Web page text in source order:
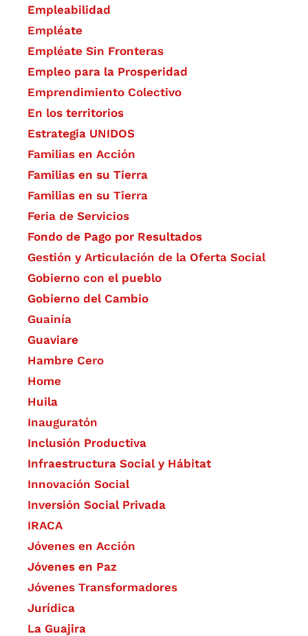
Empleabilidad
Empléate
Empléate Sin Fronteras
Empleo para la Prosperidad
Emprendimiento Colectivo
En los territorios
Estrategia UNIDOS
Familias en Acción
Familias en su Tierra
Familias en su Tierra
Feria de Servicios
Fondo de Pago por Resultados
Gestión y Articulación de la Oferta Social
Gobierno con el pueblo
Gobierno del Cambio
Guainía
Guaviare
Hambre Cero
Home
Huila
Inauguratón
Inclusión Productiva
Infraestructura Social y Hábitat
​Innovación Social
Inversión Social Privada
IRACA
Jóvenes en Acción
Jóvenes en Paz
Jóvenes Transformadores
Jurídica
La Guajira